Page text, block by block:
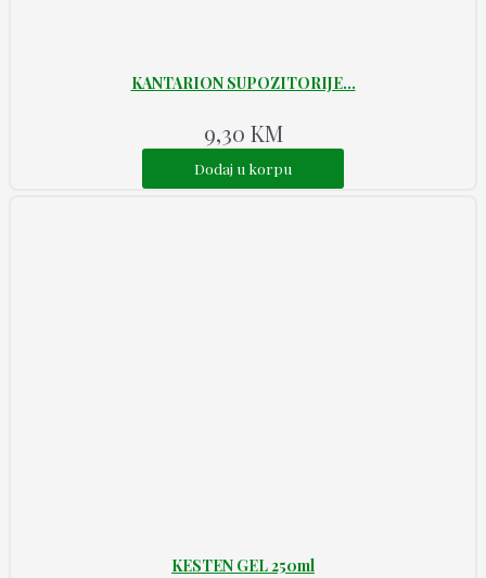
KANTARION SUPOZITORIJE...
9,30 KM
Dodaj u korpu
KESTEN GEL 250ml